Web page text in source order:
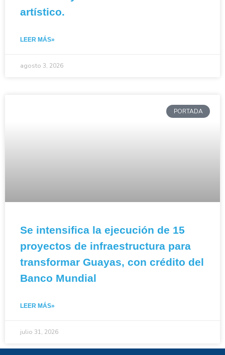
artístico.
LEER MÁS»
agosto 3, 2026
PORTADA
Se intensifica la ejecución de 15
proyectos de infraestructura para
transformar Guayas, con crédito del
Banco Mundial
LEER MÁS»
julio 31, 2026